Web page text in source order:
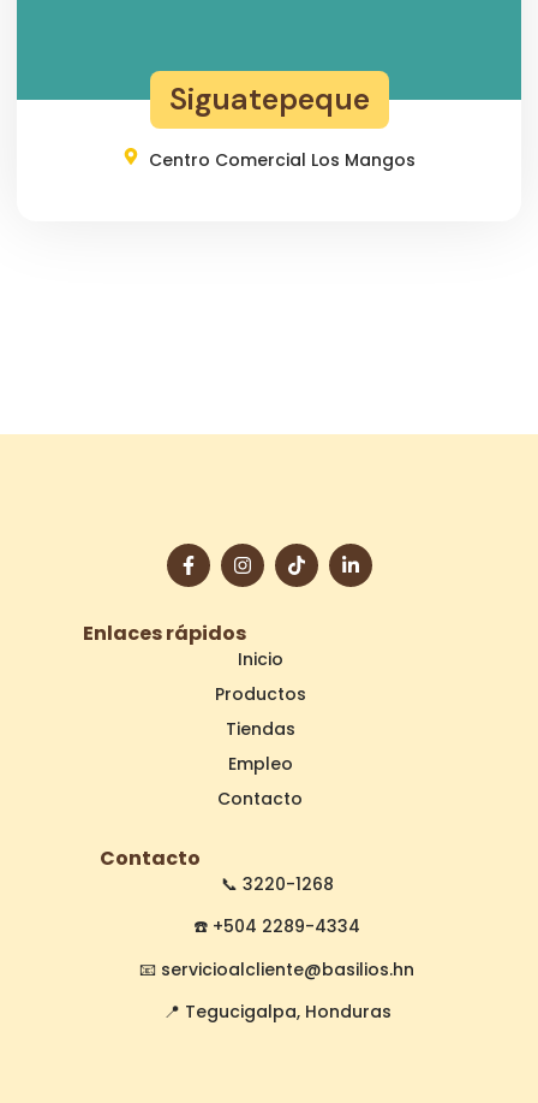
Siguatepeque
Centro Comercial Los Mangos
Enlaces rápidos
Inicio
Productos
Tiendas
Empleo
Contacto
Contacto
📞 3220-1268
☎️ +504 2289-4334
📧 servicioalcliente@basilios.hn
📍 Tegucigalpa, Honduras